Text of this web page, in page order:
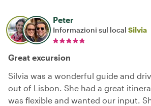
Peter
Informazioni sul local Silvia
Great excursion
Silvia was a wonderful guide and
out of Lisbon. She had a great
was flexible and wanted our input.